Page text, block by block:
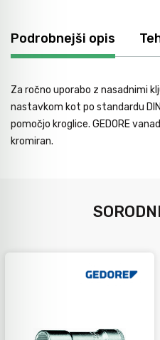
Podrobnejši opis
Za ročno uporabo z nasadnimi
nastavkom kot po standardu
pomočjo kroglice. GEDORE
kromiran.
Avtomobilsko
Inštalatersko
Krivilci cevi
Tesarsko orodje